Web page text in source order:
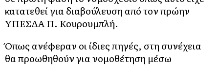
κατατεθεί για διαβούλευση από τον πρώην
ΥΠΕΣΔΑ Π. Κουρουμπλή.
Όπως ανέφεραν οι ίδιες πηγές, στη συνέχεια
θα προωθηθούν για νομοθέτηση μέσω